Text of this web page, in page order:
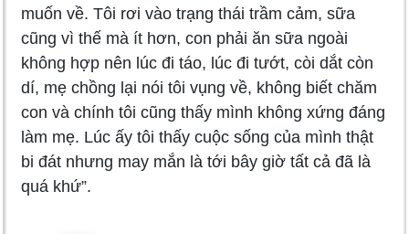
muốn về. Tôi rơi vào trạng thái trầm cảm, sữa
cũng vì thế mà ít hơn, con phải ăn sữa ngoài
không hợp nên lúc đi táo, lúc đi tướt, còi dắt còn
dí, mẹ chồng lại nói tôi vụng về, không biết chăm
con và chính tôi cũng thấy mình không xứng đáng
làm mẹ. Lúc ấy tôi thấy cuộc sống của mình thật
bi đát nhưng may mắn là tới bây giờ tất cả đã là
quá khứ”.